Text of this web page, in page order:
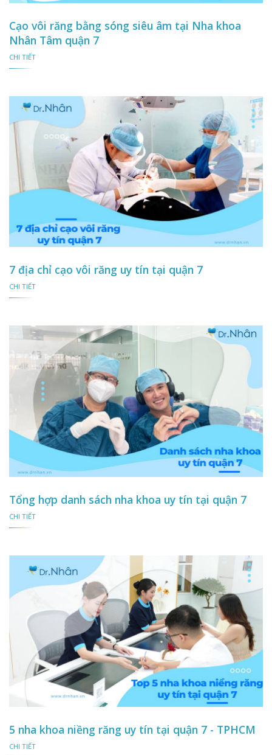
Cạo vôi răng bằng sóng siêu âm tại Nha khoa
Nhân Tâm quận 7
CHI TIẾT
7 địa chỉ cạo vôi răng uy tín tại quận 7
CHI TIẾT
Tổng hợp danh sách nha khoa uy tín tại quận 7
CHI TIẾT
5 nha khoa niềng răng uy tín tại quận 7 - TPHCM
CHI TIẾT